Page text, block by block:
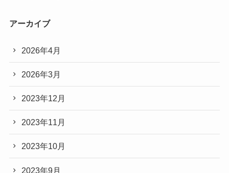
アーカイブ
2026年4月
2026年3月
2023年12月
2023年11月
2023年10月
2023年9月